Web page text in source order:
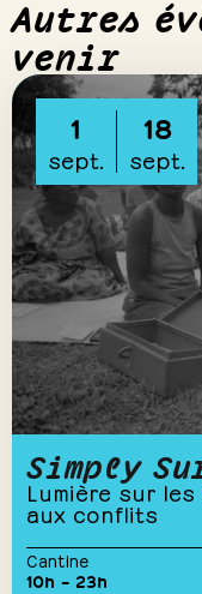
Autres
venir
1
sept.
18
sept.
Simply
Lumière sur
aux conflits
Cantine
10h – 23h